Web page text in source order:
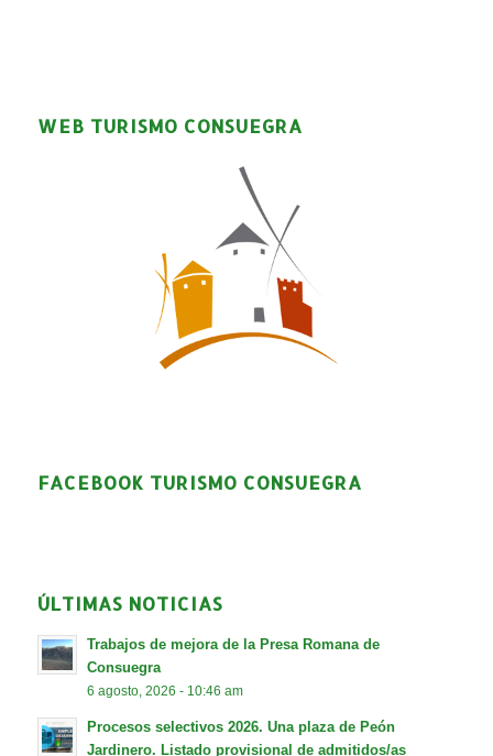
WEB TURISMO CONSUEGRA
FACEBOOK TURISMO CONSUEGRA
ÚLTIMAS NOTICIAS
Trabajos de mejora de la Presa Romana de
Consuegra
6 agosto, 2026 - 10:46 am
Procesos selectivos 2026. Una plaza de Peón
Jardinero. Listado provisional de admitidos/as